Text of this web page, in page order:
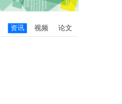
论文
视频
资讯